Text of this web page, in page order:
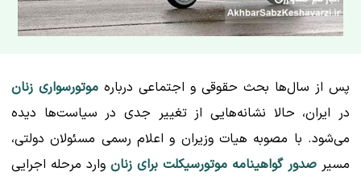
پس از سال‌ها بحث حقوقی و اجتماعی درباره موتورسواری زنان
در ایران، حالا نشانه‌هایی از تغییر جدی در سیاست‌ها دیده
می‌شود. با مصوبه هیات وزیران و اعلام رسمی مسئولان دولتی،
مسیر صدور گواهینامه موتورسیکلت برای زنان وارد مرحله اجرایی